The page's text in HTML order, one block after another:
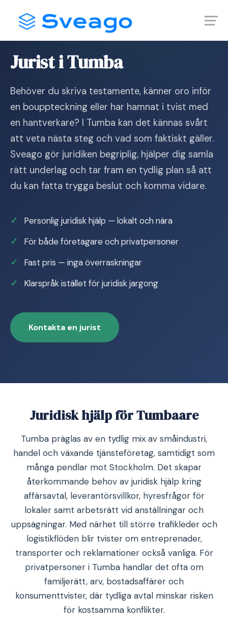
content
Jurist i Tumba
Behöver du skriva testamente, känner oro inför
en bouppteckning eller har hamnat i tvist med
en hantverkare? I Tumba kan det kännas svårt
att veta nästa steg och vad som faktiskt gäller.
Sveago gör juridiken begriplig, hjälper dig samla
rätt underlag och tar fram en tydlig plan så att
du kan fatta trygga beslut och komma vidare.
Personlig juridisk hjälp — lokalt och nära
För både företagare och privatpersoner
Fast pris — inga överraskningar
Klarspråk istället för juridisk jargong
Kontakta en jurist
Juridisk hjälp för Tumbaare
Tumba präglas av en tydlig mix av småindustri,
handel och växande tjänsteföretag, samtidigt som
många pendlar mot Stockholm. Det skapar
återkommande behov av juridisk hjälp kring
affärsavtal, leverantörsvillkor, hyresfrågor för
lokaler samt arbetsrätt vid anställningar och
uppsägningar. Med närhet till större trafikleder och
logistikflöden blir tvister om entreprenader,
transporter och reklamationer också vanliga. För
privatpersoner i Tumba handlar det ofta om
familjerätt, arv, bostadsaffärer och
konsumenttvister, där tydliga avtal minskar risken
för kostsamma konflikter.